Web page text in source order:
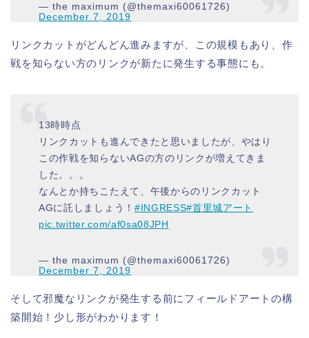
— the maximum (@themaxi60061726)
December 7, 2019
リンクカットがどんどん進みますが、この規模もあり、作
戦を知らない方のリンクが新たに発生する事態にも。
13時時点
リンクカットも進んできたと思いましたが、やはり
この作戦を知らないAGの方のリンクが増えてきま
した。。。
なんとか持ちこたえて、午後からのリンクカット
AGに託しましょう！ #INGRESS#首里城アート
pic.twitter.com/af0sa08JPH
— the maximum (@themaxi60061726)
December 7, 2019
そして邪魔なリンクが発生する前にフィールドアートの構
築開始！少し形がわかります！